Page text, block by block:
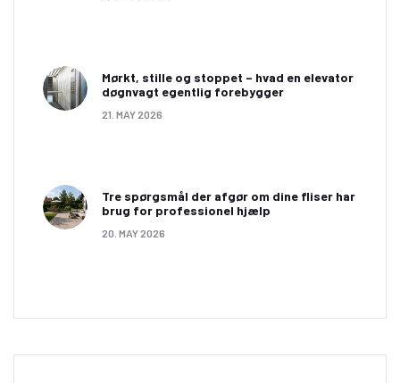
Mørkt, stille og stoppet – hvad en elevator
døgnvagt egentlig forebygger
21. MAY 2026
Tre spørgsmål der afgør om dine fliser har
brug for professionel hjælp
20. MAY 2026